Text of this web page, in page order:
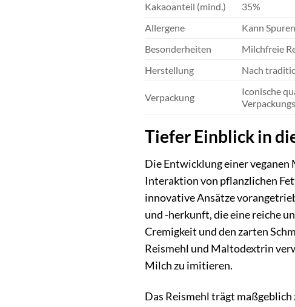
Kakaoanteil (mind.)
35%
Allergene
Kann
Besonderheiten
Milchfreie
Herstellung
Nach
Verpackung
Iconische
Tiefer Einblick in
Die Entwicklung einer
Interaktion von pflanzlichen
innovative Ansätze
und -herkunft, die eine reiche
Cremigkeit und den zarten
Reismehl und Maltodextrin
Milch zu imitieren.
Das Reismehl trägt